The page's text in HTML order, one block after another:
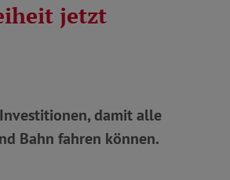
jetzt
damit alle
Bahn fahren können.